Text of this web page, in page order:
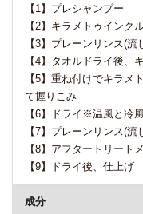
【1】プレシャンプー
【2】キラメトゥインク
【3】プレーンリンス(流
【4】タオルドライ後、
【5】重ね付けでキラメ
て握りこみ
【6】ドライ※温風と冷
【7】プレーンリンス(流
【8】アフタートリート
【9】ドライ後、仕上げ
成分